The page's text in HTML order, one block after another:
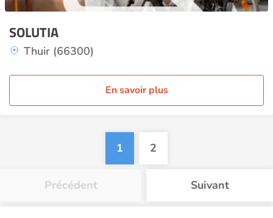
SOLUTIA
Thuir (66300)
En savoir plus
1 2
Précédent Suivant